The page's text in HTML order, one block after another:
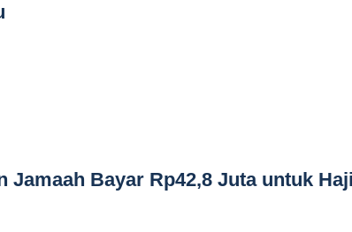
Jamaah Bayar Rp42,8 Juta untuk